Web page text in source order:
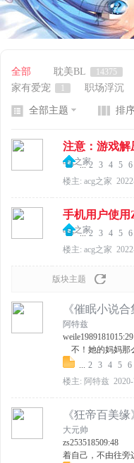
全部 耽美BL 14375
家有爱宠
职场浮沉
全部主题 排
注意：游戏
acg之家
... 2 3 4 5 6
楼主: acg之家
手机用户使用
acg之家
... 2 3 4 5 6
楼主: acg之家
版块主题
《催眠小说
阿特兹
weile1989181015:29
不！她的妈妈那
... 2 3 4 5 6
楼主: 阿特兹
《狂帝百美
大元帅
zs253518509:48
着自己，不由往